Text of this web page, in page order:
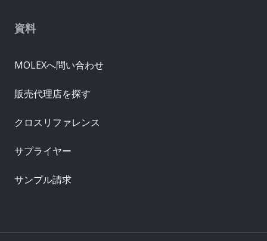
資料
MOLEXへ問い合わせ
販売代理店を探す
クロスリファレンス
サプライヤー
サンプル請求